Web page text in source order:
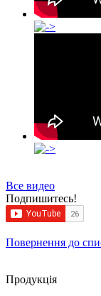
Все видео
Подпишитесь!
Повернення до
Продукцiя